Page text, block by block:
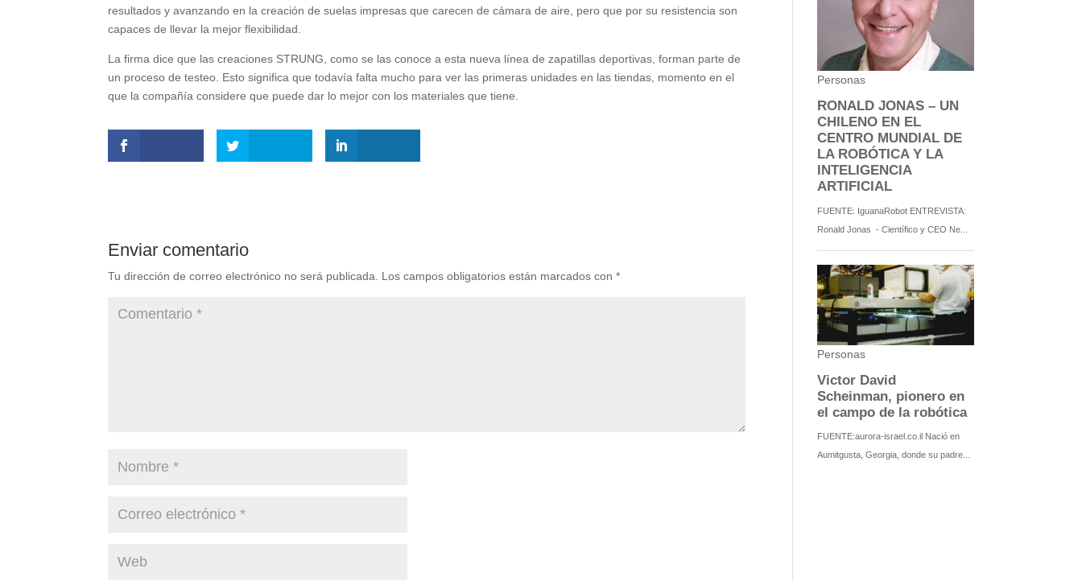
resultados y avanzando en la creación de suelas impresas que carecen de cámara de aire, pero que por su resistencia son
capaces de llevar la mejor flexibilidad.
La firma dice que las creaciones STRUNG, como se las conoce a esta nueva línea de zapatillas deportivas, forman parte de
un proceso de testeo. Esto significa que todavía falta mucho para ver las primeras unidades en las tiendas, momento en el
que la compañía considere que puede dar lo mejor con los materiales que tiene.
Enviar comentario
Tu dirección de correo electrónico no será publicada. Los campos obligatorios están marcados con*